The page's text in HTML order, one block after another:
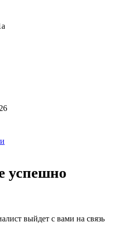
успешно
выйдет с вами на связь